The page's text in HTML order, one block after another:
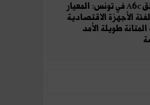
أوبو تطلق A6c في تونس: المعيار
الأجهزة الاقتصادية
طويلة الأمد